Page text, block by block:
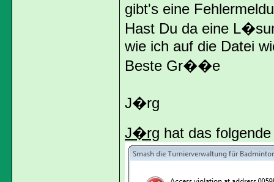
gibt's eine
Hast Du da eine
wie ich auf die Datei
Beste Gr��e
J�rg
J�rg hat das